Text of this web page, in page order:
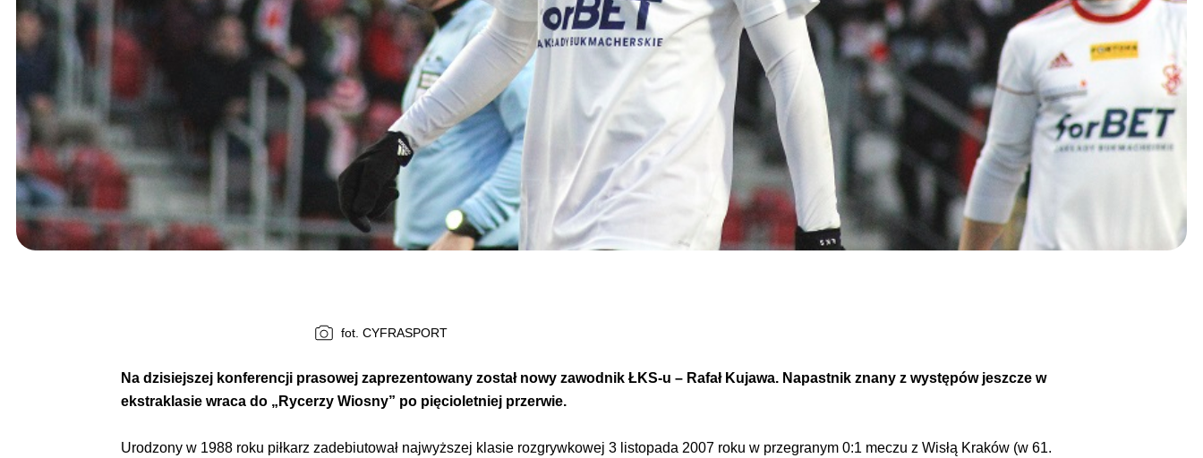
fot. CYFRASPORT
Na dzisiejszej konferencji prasowej zaprezentowany został nowy zawodnik ŁKS-u – Rafał Kujawa. Napastnik znany z występów jeszcze w
ekstraklasie wraca do „Rycerzy Wiosny” po pięcioletniej przerwie.
Urodzony w 1988 roku piłkarz zadebiutował najwyższej klasie rozgrywkowej 3 listopada 2007 roku w przegranym 0:1 meczu z Wisłą Kraków (w 61.